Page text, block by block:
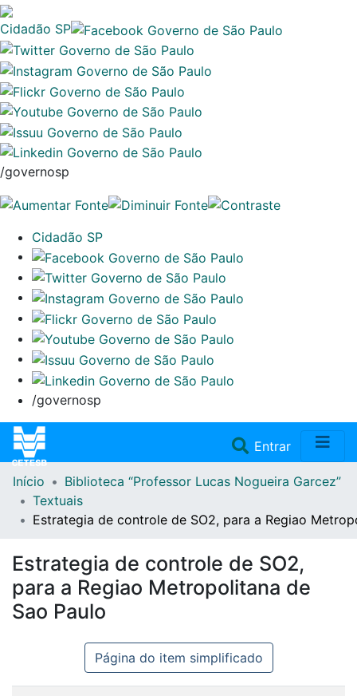
Cidadão SP
/governosp
Cidadão SP
/governosp
Entrar(current)
Home
Repositório
Doações/Aquisições
Fale Conosco
Início
Biblioteca “Professor Lucas Nogueira Garcez”
Textuais
Estrategia de controle de SO2, para a Regiao
Estrategia de controle de SO2,
para a Regiao Metropolitana de
Sao Paulo
Página do item simplificado